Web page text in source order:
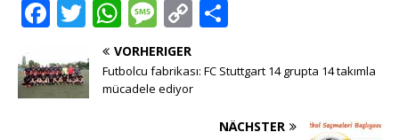
F
c
e
T
w
it
te
W
h
at
s
M
e
ss
a
C
p
y
le
VORHERIGER
Futbolcu fabrikası: FC Stuttgart 14 grupta 14 takımla
mücadele ediyor
NÄCHSTER